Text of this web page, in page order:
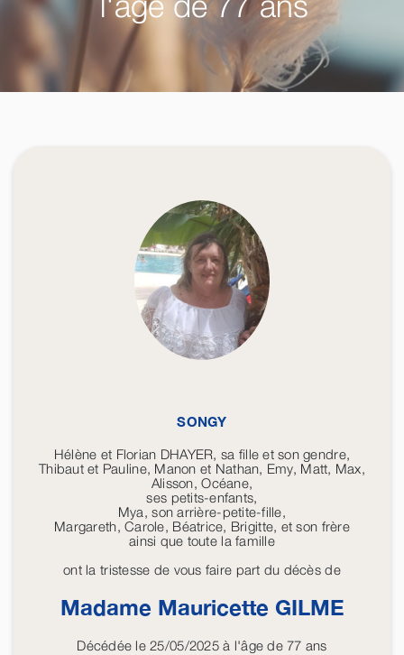
SONGY
Hélène et Florian DHAYER, sa fille et son gendre,
Thibaut et Pauline, Manon et Nathan, Emy, Matt, Max,
Alisson, Océane,
ses petits-enfants,
Mya, son arrière-petite-fille,
Margareth, Carole, Béatrice, Brigitte, et son frère
ainsi que toute la famille
ont la tristesse de vous faire part du décès de
Madame Mauricette GILME
Décédée le 25/05/2025 à l'âge de 77 ans